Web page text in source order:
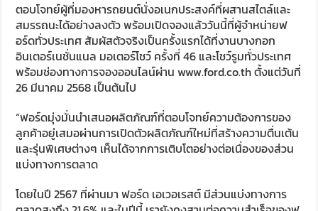
ตอบโจทย์ผู้ที่มองหารถยนต์นั่งอเนกประสงค์ที่ผสานสไตล์และ
สมรรถนะได้อย่างลงตัว พร้อมเปิดจองแล้ววันนี้ที่ผู้จำหน่ายฟ
อร์ดทั่วประเทศ สัมผัสตัวจริงเป็นครั้งแรกได้ที่งานบางกอก
อินเตอร์เนชั่นแนล มอเตอร์โชว์ ครั้งที่ 46 และโชว์รูมทั่วประเทศ
พร้อมช่องทางการจองออนไลน์ผ่าน www.ford.co.th ตั้งแต่วันที่
26 มีนาคม 2568 เป็นต้นไป
“ฟอร์ดมุ่งมั่นนำเสนอผลิตภัณฑ์ที่ตอบโจทย์ความต้องการของ
ลูกค้าอยู่เสมอผ่านการเปิดตัวผลิตภัณฑ์ใหม่ที่สร้างความตื่นเต้น
และรุ่นพิเศษต่างๆ เห็นได้จากการเติบโตอย่างต่อเนื่องของส่วน
แบ่งทางการตลาด
โดยในปี 2567 ที่ผ่านมา ฟอร์ด เอเวอเรสต์ มีส่วนแบ่งทางการ